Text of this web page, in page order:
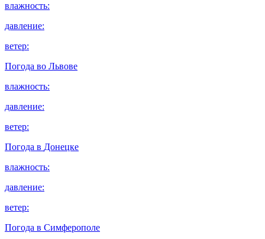
влажность:
давление:
ветер:
Погода во Львове
влажность:
давление:
ветер:
Погода в Донецке
влажность:
давление:
ветер:
Погода в Симферополе